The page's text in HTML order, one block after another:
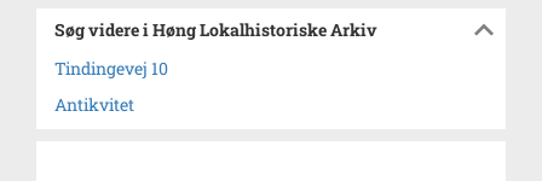
Søg videre i Høng Lokalhistoriske Arkiv
Tindingevej 10
Antikvitet